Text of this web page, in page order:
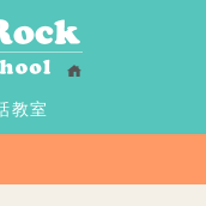
教室